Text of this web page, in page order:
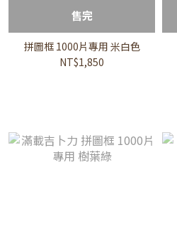
售完
拼圖框 1000片專用 米白色
NT$1,850